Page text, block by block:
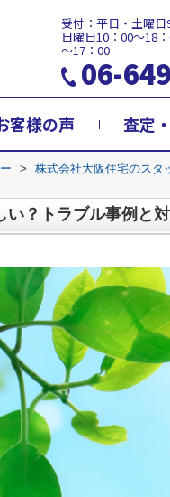
受付：平日・土曜
日曜日10：00～18
～17：00
06-
客様の声 査定
> 株式会社大阪住宅のスタ
？トラブル事例と